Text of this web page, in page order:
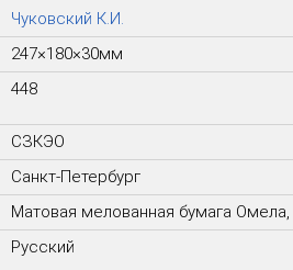
Чуковский К.И.
247×180×30мм
448
СЗКЭО
Санкт-Петербург
Матовая мелованная бумага
Русский